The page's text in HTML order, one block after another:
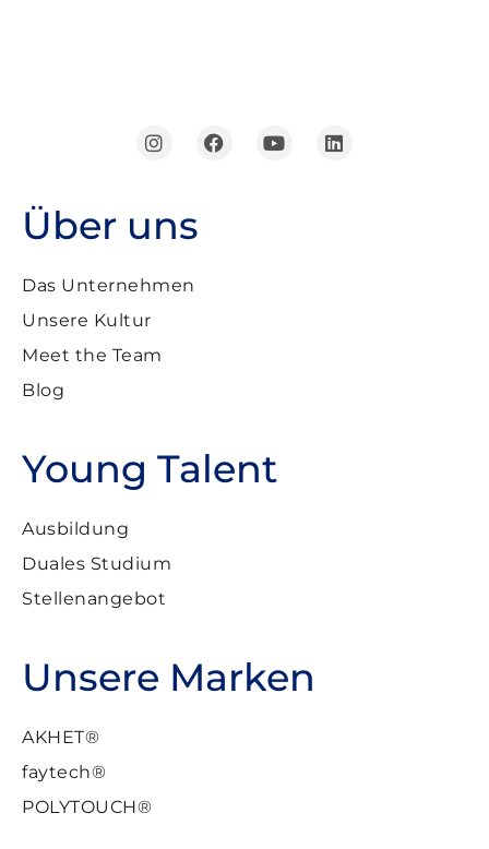
Über uns
Das Unternehmen
Unsere Kultur
Meet the Team
Blog
Young Talent
Ausbildung
Duales Studium
Stellenangebot
Unsere Marken
AKHET®
faytech®
POLYTOUCH®